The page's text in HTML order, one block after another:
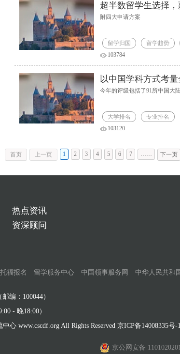
超半数留学生选择
附四大申请方案
留学归国 留学趋势
103784
今年的评级包括了91所中国大
大学排名
专业排名
103120
下一页
……
7
6
5
4
3
2
1
上一页
首页
热点资讯
资深顾问
托福报名 留学服务中心 中国领事服务网 中华人民共和
编：100044）
- 晚18:00）
心 www.cscdf.org All Rights Reserved 京ICP备14008335号-1
京公网安备